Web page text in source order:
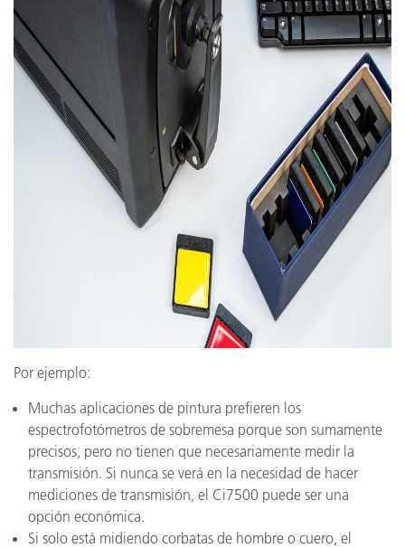
Por ejemplo:
Muchas aplicaciones de pintura prefieren los
espectrofotómetros de sobremesa porque son sumamente
precisos, pero no tienen que necesariamente medir la
transmisión. Si nunca se verá en la necesidad de hacer
mediciones de transmisión, el Ci7500 puede ser una
opción económica.
Si solo está midiendo corbatas de hombre o cuero, el